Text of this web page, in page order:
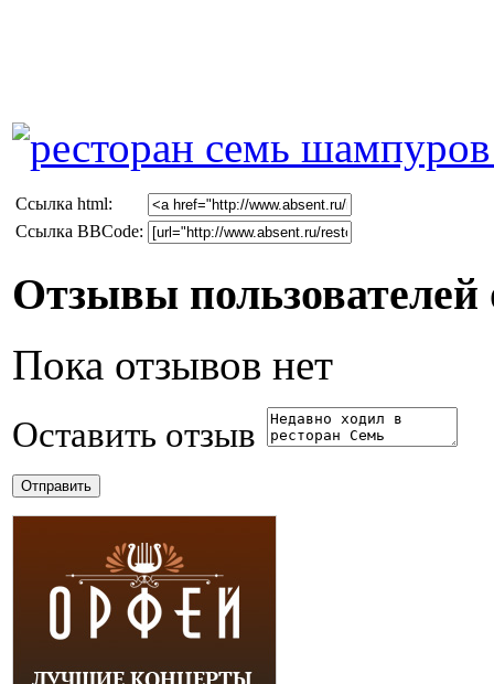
Cсылка html:
Ссылка BBCode:
Отзывы
Пока отзывов нет
Оставить отзыв